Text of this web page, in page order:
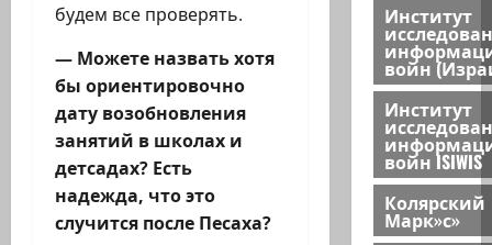
будем все проверять.
— Можете назвать хотя
бы ориентировочно
дату возобновления
занятий в школах и
детсадах? Есть
надежда, что это
случится после Песаха?
Институт
войн
Институт
войн ISIWIS
Колярский
Марк»с»